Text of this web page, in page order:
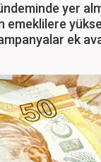
yer
emeklilere
ek